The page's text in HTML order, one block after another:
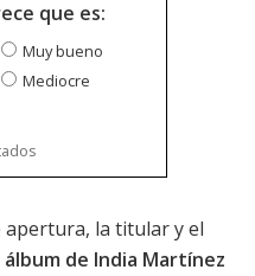
que es:
Muy bueno
Mediocre
apertura, la titular y el
de India Martínez